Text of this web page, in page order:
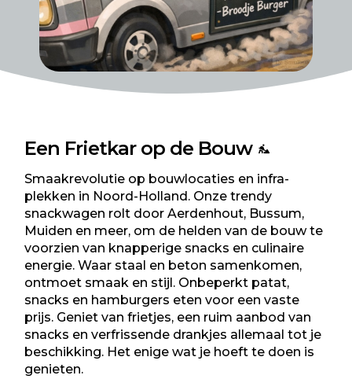
Een Frietkar op de Bouw
Smaakrevolutie op bouwlocaties en infra-
plekken in Noord-Holland. Onze trendy
snackwagen rolt door Aerdenhout, Bussum,
Muiden en meer, om de helden van de bouw te
voorzien van knapperige snacks en culinaire
energie. Waar staal en beton samenkomen,
ontmoet smaak en stijl. Onbeperkt patat,
snacks en hamburgers eten voor een vaste
prijs. Geniet van frietjes, een ruim aanbod van
snacks en verfrissende drankjes allemaal tot je
beschikking. Het enige wat je hoeft te doen is
genieten.